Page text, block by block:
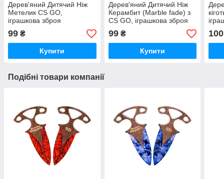
Дерев'яний Дитячий Ніж
Метелик CS GO,
іграшкова зброя
99 ₴
Купити
Дерев'яний Дитячий Ніж
Керамбит (Marble fade) з
CS GO, іграшкова зброя
99₴
Купити
100
Подібні товари компанії